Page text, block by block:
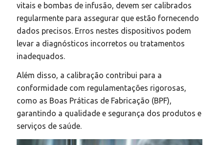
vitais e bombas de infusão, devem ser calibrados
regularmente para assegurar que estão fornecendo
dados precisos. Erros nestes dispositivos podem
levar a diagnósticos incorretos ou tratamentos
inadequados.​
Além disso, a calibração contribui para a
conformidade com regulamentações rigorosas,
como as Boas Práticas de Fabricação (BPF),
garantindo a qualidade e segurança dos produtos e
serviços de saúde.